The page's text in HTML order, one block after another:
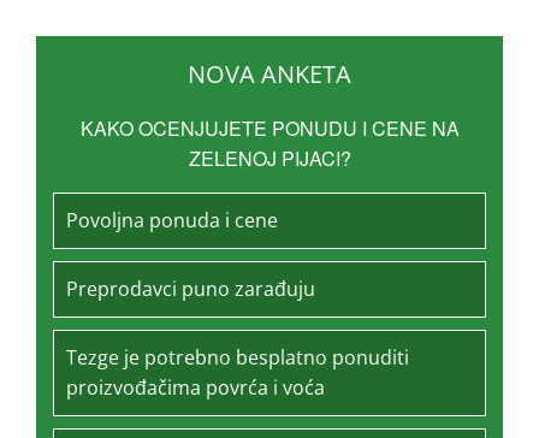
NOVA ANKETA
KAKO OCENJUJETE PONUDU I CENE NA
ZELENOJ PIJACI?
Povoljna ponuda i cene
Preprodavci puno zarađuju
Tezge je potrebno besplatno ponuditi
proizvođačima povrća i voća